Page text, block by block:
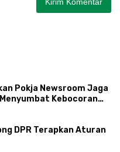
Pokja Newsroom Jaga
Kebocoran
DPR Terapkan Aturan